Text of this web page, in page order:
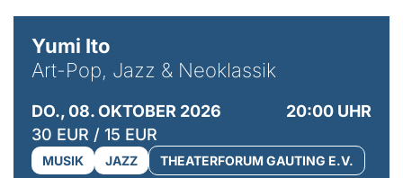
Yumi Ito
Art-Pop, Jazz & Neoklassik
DO., 08. OKTOBER 2026
20:00 UHR
30 EUR / 15 EUR
MUSIK JAZZ THEATERFORUM GAUTING E.V.